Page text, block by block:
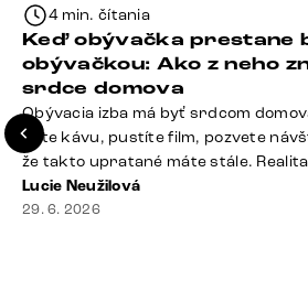
4 min. čítania
Keď obývačka prestane
obývačkou: Ako z neho
srdce domova
Obývacia izba má byť srdcom
dáte kávu, pustíte film, pozvete
že takto upratané máte stále.
sedačky, ovládač záhadne zmizol,
slúži ako odkladisko všetkého od
Lucie Neužilová
29. 6. 2026